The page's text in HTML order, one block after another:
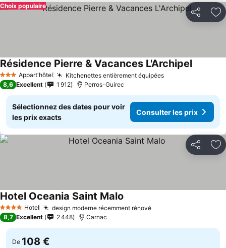
Partager
Choix populaire
3 ÉtoilesAppart'hôtel Kitchenettes entièrement équipées
Résidence Pierre & Vacances L'Archipel
8,6 Excellent 1 912 Perros-Guirec
Sélectionnez des dates pour voir
les prix exacts
Consulter les prix
Partager
4 Étoiles Hotel design moderne récemment rénové
Hotel Oceania Saint Malo
8,7 Excellent 2 448 Carnac
De 108 €